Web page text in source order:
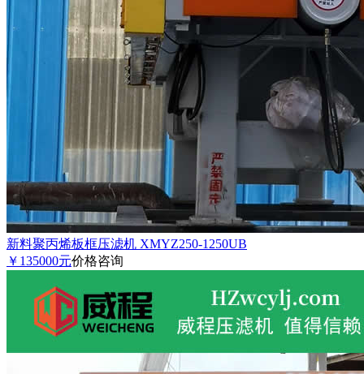
新料聚丙烯板框压滤机 XMYZ250-1250UB
￥135000元价格咨询